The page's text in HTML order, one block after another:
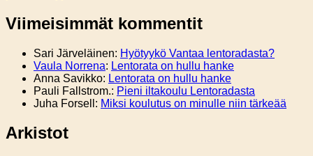
Viimeisimmät kommentit
Sari Järveläinen: Hyötyykö Vantaa lentoradasta?
Vaula Norrena: Lentorata on hullu hanke
Anna Savikko: Lentorata on hullu hanke
Pauli Fallstrom.: Pieni iltakoulu Lentoradasta
Juha Forsell : Miksi koulutus on minulle niin tärkeää
Arkistot